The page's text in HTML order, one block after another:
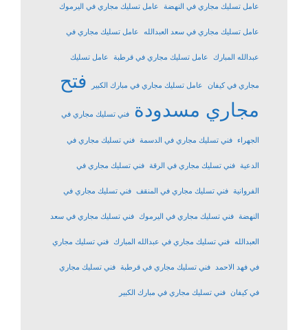
عامل تسليك مجاري في النهضة عامل تسليك مجاري في اليرموك
عامل تسليك مجاري في سعد العبدالله عامل تسليك مجاري في
عبدالله المبارك عامل تسليك مجاري في قرطبة عامل تسليك
مجاري في كيفان عامل تسليك مجاري في مبارك الكبير
فتح
مجاري مسدودة
فني تسليك مجاري في
الجهراء فني تسليك مجاري في الدسمة فني تسليك مجاري في
الدعية فني تسليك مجاري في الرقة فني تسليك مجاري في
الفروانية فني تسليك مجاري في المنقف فني تسليك مجاري في
النهضة فني تسليك مجاري في اليرموك فني تسليك مجاري في سعد
العبدالله فني تسليك مجاري في عبدالله المبارك فني تسليك مجاري
في فهد الاحمد فني تسليك مجاري في قرطبة فني تسليك مجاري
في كيفان فني تسليك مجاري في مبارك الكبير